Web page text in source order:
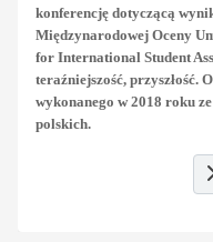
konferencję dotyczącą
Międzynarodowej Oceny
for International Student
teraźniejszość, przyszłość.
wykonanego w 2018 roku
polskich.